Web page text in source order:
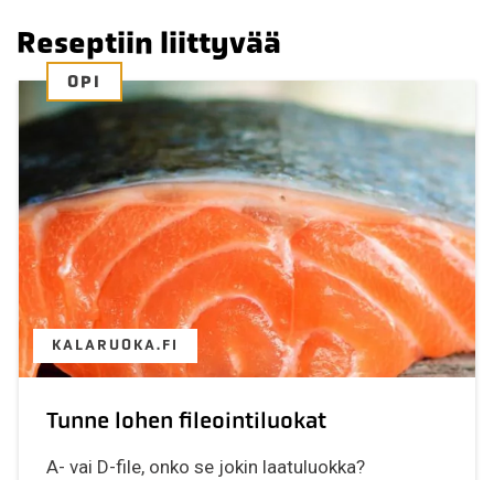
Reseptiin liittyvää
OPI
KALARUOKA.FI
Tunne lohen fileointiluokat
A- vai D-file, onko se jokin laatuluokka?